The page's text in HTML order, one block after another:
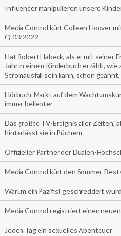
Influencer manipulieren unsere
Media Control kürt Colleen Hoover
Q.03/2022
Hat Robert Habeck, als er mit seiner
Jahr in einem Kinderbuch erzählt, wie
Stromausfall sein kann, schon
Hörbuch-Markt auf dem
immer beliebter
Das größte TV-Ereignis aller Zeiten,
hinterlässt sie in Büchern
Offizieller Partner der Dualen-
Media Control kürt den Sommer-
Warum ein Pazifist geschreddert
Media Control registriert einen
Jeden Tag ein sexuelles Abenteuer